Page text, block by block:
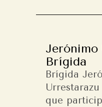
Jerónimo
Brígida
Brígida
que